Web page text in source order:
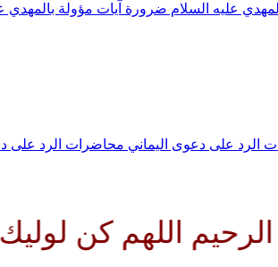
المهدي عليه السلام ضرورة آيات مؤولة بالمهدي
الرد على دعوى اليماني محاضرات الرد على
كن لوليك الحجة